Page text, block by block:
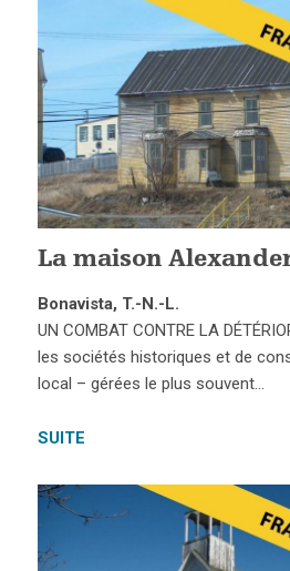
La maison
Bonavista, T.-N.-L.
UN COMBAT CONTRE LA
les sociétés historiques et de
local – gérées le plus souvent…
SUITE